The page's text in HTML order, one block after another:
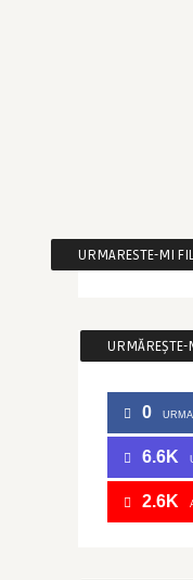
URMARESTE-MI
URMĂREȘTE-
0
6.6K
2.6K